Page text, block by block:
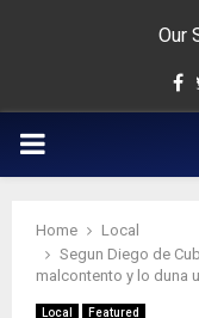
Our
PRIMARY
Home
Local
Segun Diego de
malcontento y lo duna
Local Featured